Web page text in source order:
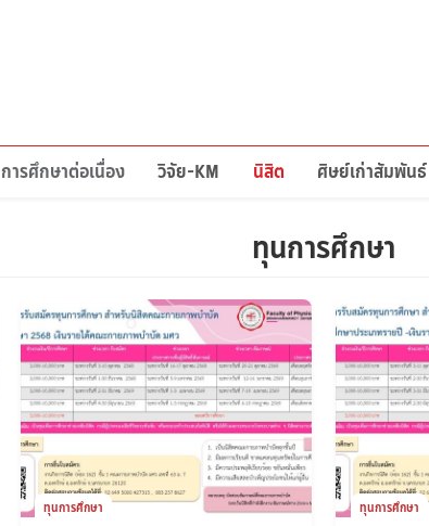
การศึกษาต่อเนื่อง วิจัย-KM นิสิต ศิษย์เก่าสัมพันธ์
ทุนการศึกษา
ทุนการศึกษา ทุนการศึกษา